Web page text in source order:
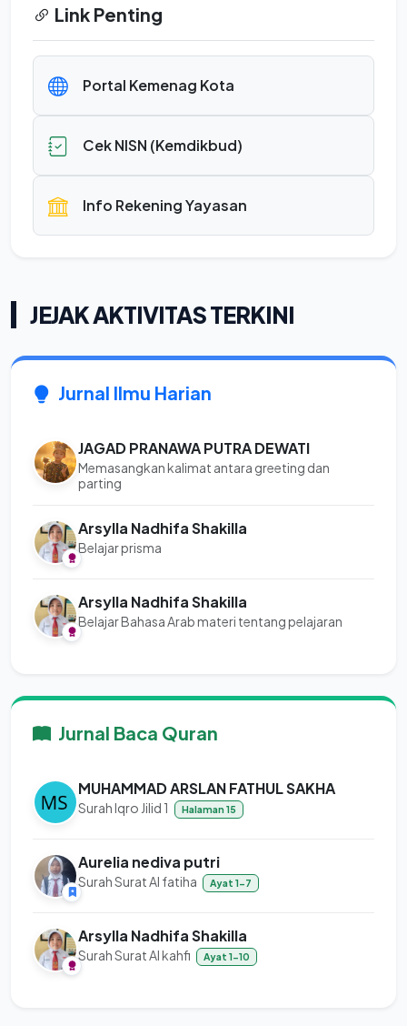
Link Penting
Portal Kemenag Kota
Cek NISN (Kemdikbud)
Info Rekening Yayasan
JEJAK AKTIVITAS TERKINI
Jurnal Ilmu Harian
JAGAD PRANAWA PUTRA DEWATI
Memasangkan kalimat antara greeting dan
parting
Arsylla Nadhifa Shakilla
Belajar prisma
Arsylla Nadhifa Shakilla
Belajar Bahasa Arab materi tentang pelajaran
Jurnal Baca Quran
MUHAMMAD ARSLAN FATHUL SAKHA
Surah Iqro Jilid 1 Halaman 15
Aurelia nediva putri
Surah Surat Al fatiha Ayat 1-7
Arsylla Nadhifa Shakilla
Surah Surat Al kahfi Ayat 1-10